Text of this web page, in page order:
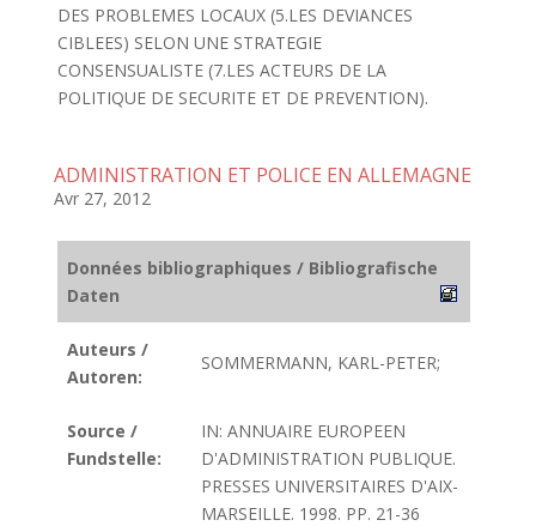
DES PROBLEMES LOCAUX (5.LES DEVIANCES
CIBLEES) SELON UNE STRATEGIE
CONSENSUALISTE (7.LES ACTEURS DE LA
POLITIQUE DE SECURITE ET DE PREVENTION).
ADMINISTRATION ET POLICE EN ALLEMAGNE
Avr 27, 2012
Données bibliographiques / Bibliografische
Daten
Auteurs /
Autoren:
SOMMERMANN, KARL-PETER;
Source /
Fundstelle:
IN: ANNUAIRE EUROPEEN
D'ADMINISTRATION PUBLIQUE.
PRESSES UNIVERSITAIRES D'AIX-
MARSEILLE. 1998. PP. 21-36